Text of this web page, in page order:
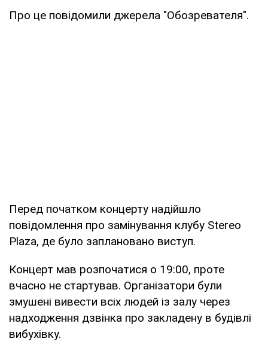
Про це повідомили джерела "Обозревателя".
Перед початком концерту надійшло
повідомлення про замінування клубу Stereo
Plaza, де було заплановано виступ.
Концерт мав розпочатися о 19:00, проте
вчасно не стартував. Організатори були
змушені вивести всіх людей із залу через
надходження дзвінка про закладену в будівлі
вибухівку.